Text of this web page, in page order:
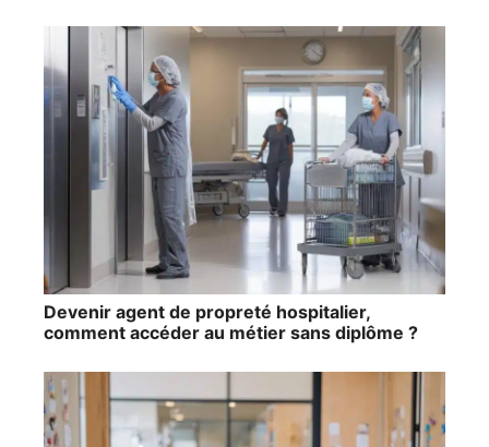
Devenir agent de propreté hospitalier,
comment accéder au métier sans diplôme ?